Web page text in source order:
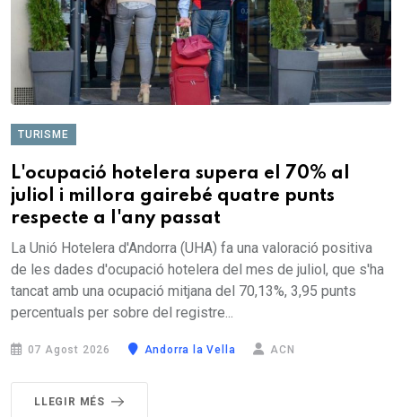
TURISME
L'ocupació hotelera supera el 70% al
juliol i millora gairebé quatre punts
respecte a l'any passat
La Unió Hotelera d'Andorra (UHA) fa una valoració positiva
de les dades d'ocupació hotelera del mes de juliol, que s'ha
tancat amb una ocupació mitjana del 70,13%, 3,95 punts
percentuals per sobre del registre...
07 Agost 2026 Andorra la Vella ACN
LLEGIR MÉS